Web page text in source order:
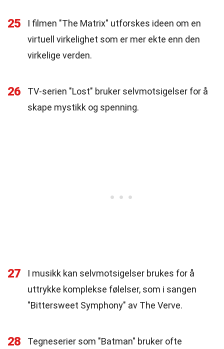
25
I filmen "The Matrix" utforskes ideen om en
virtuell virkelighet som er mer ekte enn den
virkelige verden.
26
TV-serien "Lost" bruker selvmotsigelser for å
skape mystikk og spenning.
27
I musikk kan selvmotsigelser brukes for å
uttrykke komplekse følelser, som i sangen
"Bittersweet Symphony" av The Verve.
28
Tegneserier som "Batman" bruker ofte